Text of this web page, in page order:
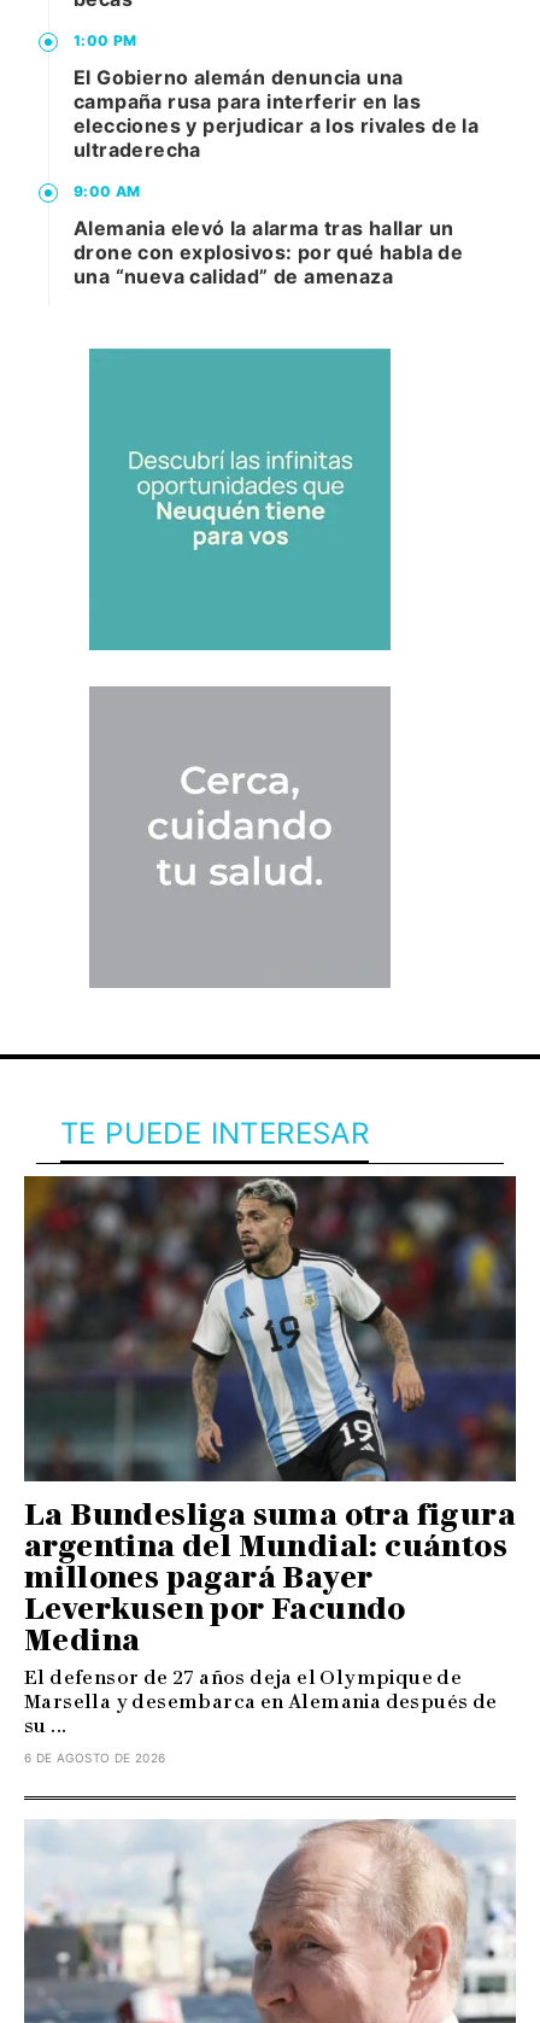
1:00 PM
El Gobierno alemán denuncia una
campaña rusa para interferir en las
elecciones y perjudicar a los rivales de la
ultraderecha
9:00 AM
Alemania elevó la alarma tras hallar un
drone con explosivos: por qué habla de
una “nueva calidad” de amenaza
TE PUEDE INTERESAR
La Bundesliga suma otra figura
argentina del Mundial: cuántos
millones pagará Bayer
Leverkusen por Facundo
Medina
El defensor de 27 años deja el Olympique de
Marsella y desembarca en Alemania después de
su ...
6 DE AGOSTO DE 2026